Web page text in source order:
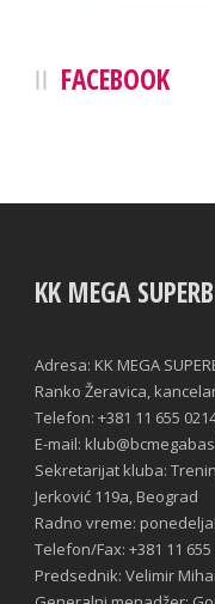
FACEBOOK
KK MEGA
Adresa: KK MEGA
Ranko Žeravica,
Telefon: +381 11 655
E-mail:
Sekretarijat kluba:
Jerković 119a, Beograd
Radno vreme:
Telefon/Fax: +381 11 655
Predsednik: Velimir